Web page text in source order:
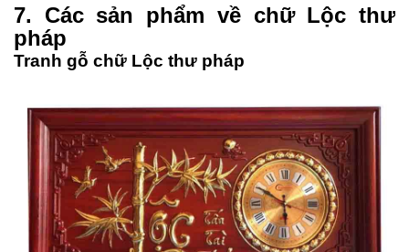
7. Các sản phẩm về chữ Lộc thư
pháp
Tranh gỗ chữ Lộc thư pháp